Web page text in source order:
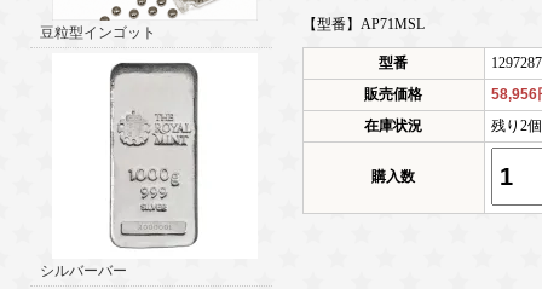
豆粒型インゴット
シルバーバー
【型番】AP71MSL
型番
販売価格
58,956
在庫状況
残り2
購入数